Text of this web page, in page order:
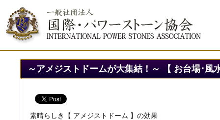
～アメジストドームが大集結！～ 【 お台場･風
素晴らしき【 アメジストドーム 】の効果